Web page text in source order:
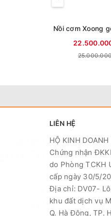
LIÊN HỆ
HỘ KINH
Chứng nhận
do Phòng TCKH
cấp ngày 30/5/
Địa chỉ: DV07-
khu đất dịch vụ
Q. Hà Đông, TP.